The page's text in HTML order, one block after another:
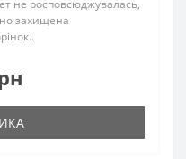
не росповсюджувалась,
захищена